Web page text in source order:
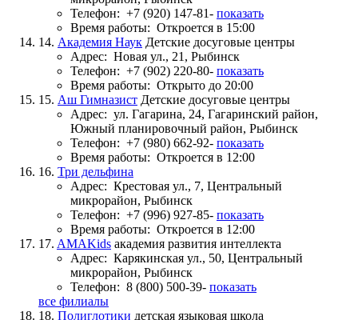
Телефон: +7 (920) 147-81- показать
Время работы: Откроется в 15:00
14. Академия Наук Детские досуговые центры
Адрес: Новая ул., 21, Рыбинск
Телефон: +7 (902) 220-80- показать
Время работы: Открыто до 20:00
15. Аш Гимназист Детские досуговые центры
Адрес: ул. Гагарина, 24, Гагаринский район,
Южный планировочный район, Рыбинск
Телефон: +7 (980) 662-92- показать
Время работы: Откроется в 12:00
16. Три дельфина
Адрес: Крестовая ул., 7, Центральный
микрорайон, Рыбинск
Телефон: +7 (996) 927-85- показать
Время работы: Откроется в 12:00
17. AMAKids академия развития интеллекта
Адрес: Карякинская ул., 50, Центральный
микрорайон, Рыбинск
Телефон: 8 (800) 500-39- показать
все филиалы
18. Полиглотики детская языковая школа